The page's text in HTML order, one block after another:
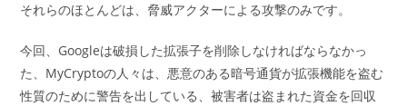
それらのほとんどは、脅威アクターによる攻撃のみです。
今回、Googleは破損した拡張子を削除しなければならなかっ
た、MyCryptoの人々は、悪意のある暗号通貨が拡張機能を盗む
性質のために警告を出している、被害者は盗まれた資金を回収